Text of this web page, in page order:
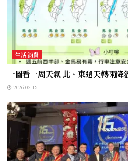
生活消費
一圖看一周天氣 北、東這天轉雨降
2026-03-15